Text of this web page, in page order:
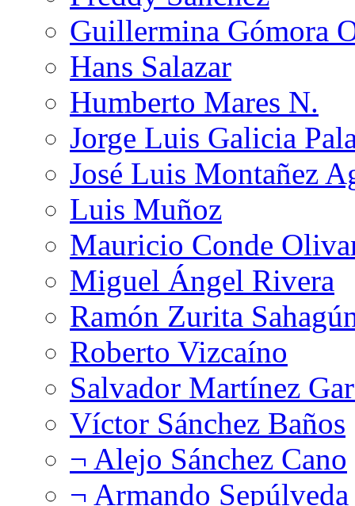
Guillermina Gómora
Hans Salazar
Humberto Mares N.
Jorge Luis Galicia
José Luis Montañez
Luis Muñoz
Mauricio Conde
Miguel Ángel Rivera
Ramón Zurita
Roberto Vizcaíno
Salvador Martínez
Víctor Sánchez Baños
¬ Alejo Sánchez Cano
¬ Armando